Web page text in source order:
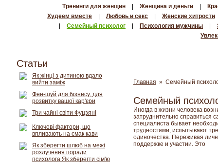
Тренинги для женщин Женщина и деньги
Худеем вместе
Любовь и секс
Женские хитрости
Семейный психолог Психология мужчины
Главная » Семейный
Семейный
Иногда в жизни человека
затруднительно справиться
специалиста бывает
трудностями, испытывают
одиночества. Переживая
поддержке и участии. Это
Статьи
Як жінці з дитиною вдало
вийти заміж
Фен-шуй для бізнесу, для
розвитку вашої кар'єри
Три чайні світи Фуцзяні
Ключові фактори, що
впливають на смак кави
Як зберегти шлюб на межі
розлучення поради
психолога Як зберегти сім'ю